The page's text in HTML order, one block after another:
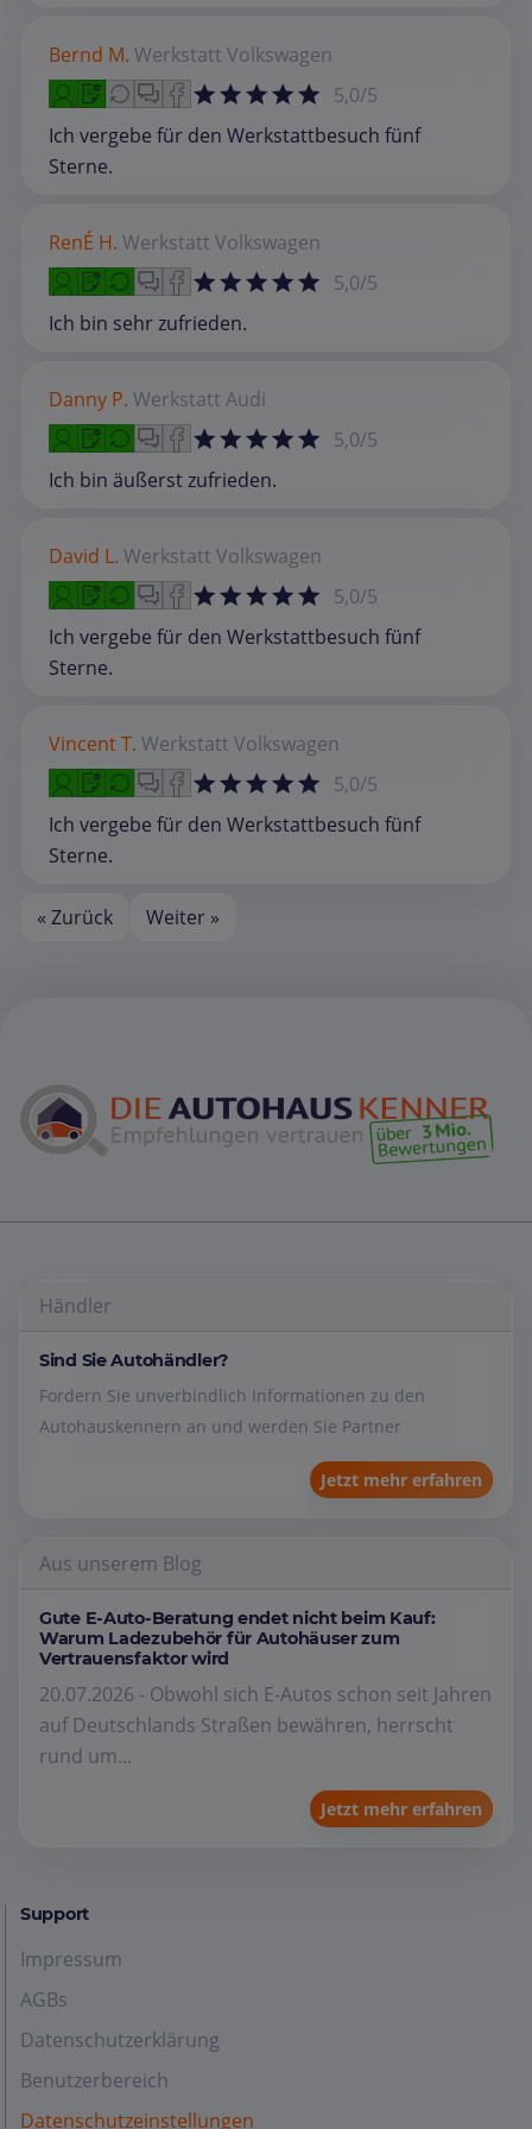
Bernd M. Werkstatt Volkswagen
5,0/5
Ich vergebe für den Werkstattbesuch fünf
Sterne.
RenÉ H. Werkstatt Volkswagen
5,0/5
Ich bin sehr zufrieden.
Danny P. Werkstatt Audi
5,0/5
Ich bin äußerst zufrieden.
David L. Werkstatt Volkswagen
5,0/5
Ich vergebe für den Werkstattbesuch fünf
Sterne.
Vincent T. Werkstatt Volkswagen
5,0/5
Ich vergebe für den Werkstattbesuch fünf
Sterne.
« Zurück Weiter »
Händler
Sind Sie Autohändler?
Fordern Sie unverbindlich Informationen zu den
Autohauskennern an und werden Sie Partner
Jetzt mehr erfahren
Aus unserem Blog
Gute E-Auto-Beratung endet nicht beim Kauf:
Warum Ladezubehör für Autohäuser zum
Vertrauensfaktor wird
20.07.2026 - Obwohl sich E-Autos schon seit Jahren
auf Deutschlands Straßen bewähren, herrscht
rund um...
Jetzt mehr erfahren
Support
Impressum
AGBs
Datenschutzerklärung
Benutzerbereich
Datenschutzeinstellungen